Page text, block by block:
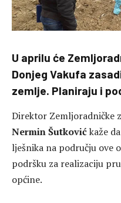
U aprilu će
Donjeg Vakufa
zemlje. Planiraju i
Direktor Zemljoradničke
Nermin Šutkovićkaže
lješnika na području ove
podršku za realizaciju
općine.